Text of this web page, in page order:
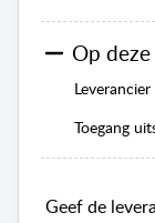
Op
Toegang
Geef de